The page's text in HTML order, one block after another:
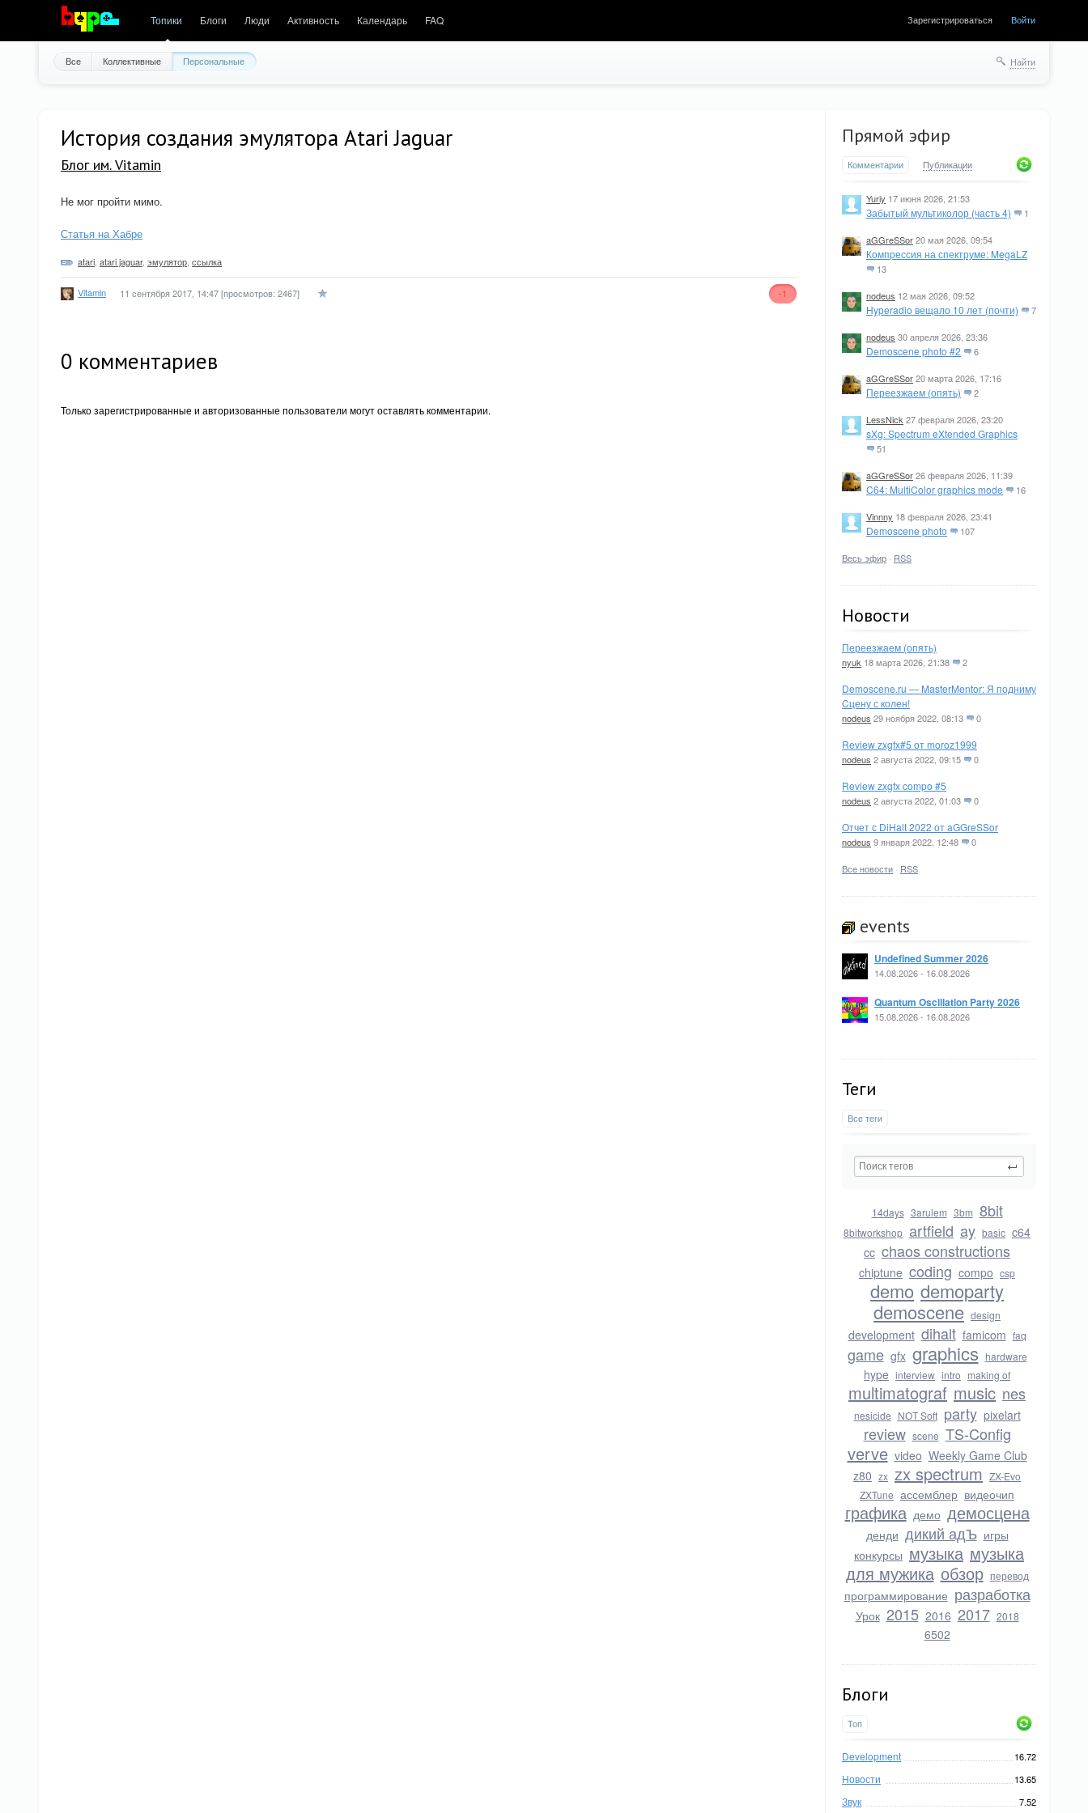
Топики Блоги Люди Активность Календарь FAQ Зарегистрироваться Войти
Все Коллективные Персональные Найти
Прямой эфир
Комментарии Публикации
Yuriy 17 июня 2026, 21:53
Забытый мультиколор (часть 4) 1
aGGreSSor20 мая 2026, 09:54
Компрессия на спектруме: MegaLZ
13
nodeus 12 мая 2026, 09:52
Hyperadio вещало 10 лет (почти) 7
nodeus 30 апреля 2026, 23:36
Demoscene photo #2 6
aGGreSSor20 марта 2026, 17:16
Переезжаем (опять) 2
LessNick 27 февраля 2026, 23:20
sXg: Spectrum eXtended Graphics
51
aGGreSSor26 февраля 2026, 11:39
C64: MultiColor graphics mode 16
Vinnny 18 февраля 2026, 23:41
Demoscene photo 107
Весь эфир · RSS
Новости
Переезжаем (опять)
nyuk 18 марта 2026, 21:38 2
Demoscene.ru — MasterMentor: Я подниму
Cцену с колен!
nodeus 29 ноября 2022, 08:13 0
Review zxgfx#5 от moroz1999
nodeus 2 августа 2022, 09:15 0
Review zxgfx compo #5
nodeus 2 августа 2022, 01:03 0
Отчет с DiHalt 2022 от aGGreSSor
nodeus 9 января 2022, 12:48 0
Все новости · RSS
events
Undefined Summer 2026
14.08.2026 - 16.08.2026
Quantum Oscillation Party 2026
15.08.2026 - 16.08.2026
Теги
Все теги
14days 3arulem 3bm 8bit
8bitworkshop artfield ay basic c64
cc chaos constructions
chiptune coding compo csp
demo demoparty
demoscene design
development dihalt famicom faq
game gfx graphics hardware
hype interview intro making of
multimatograf music nes
nesicide NOT Soft party pixelart
review scene TS-Config
verve video Weekly Game Club
z80 zx zx spectrum ZX-Evo
ZXTune ассемблер видеочип
графика демо демосцена
денди дикий адЪ игры
конкурсы музыка музыка
для мужика обзор перевод
программирование разработка
Урок 2015 2016 2017 2018
6502
Блоги
Топ
Development 16.72
Новости 13.65
Звук 7.52
История создания эмулятора Atari Jaguar
Блог им. Vitamin
Не мог пройти мимо.
Статья на Хабре
atari atari jaguar, эмулятор ссылка
Vitamin 11 сентября 2017, 14:47[просмотров: 2467] -1
0 комментариев
Только зарегистрированные и авторизованные пользователи могут оставлять комментарии.